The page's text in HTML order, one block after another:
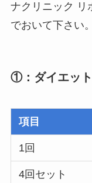
ナクリニック リ
でおいて下さい。
①：ダイエッ
項目
1回
4回セット